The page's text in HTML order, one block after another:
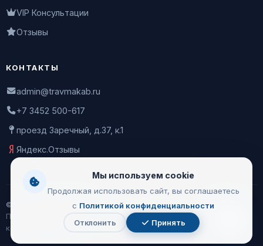
VIP Консультации
Отзывы
КОНТАКТЫ
admin@travmakab.ru
+7 3452 500-617
проезд Заречный, д.37, к.1
Яндекс.Отзывы
© 2026 Leontiev Clinic
Пользовательское соглашение
конфиденциальности
Мы используем cookie
Продолжая использовать сайт, вы соглашаетесь
с Политикой конфиденциальности
Отклонить Принять